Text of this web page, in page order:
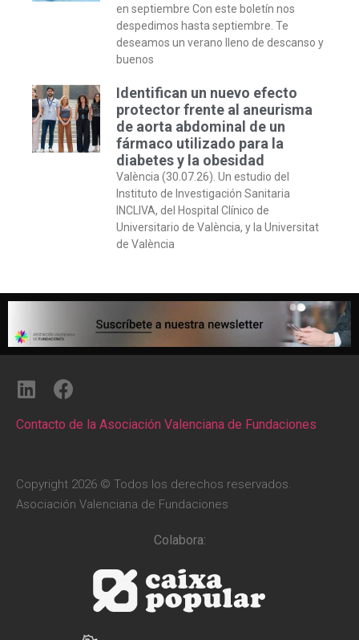
en septiembre Con este boletín nos
despedimos hasta septiembre. Te
deseamos un verano lleno de descanso y
buenos
Identifican un nuevo efecto
protector frente al aneurisma
de aorta abdominal de un
fármaco utilizado para la
diabetes y la obesidad
València (30.07.26). Un estudio del
Instituto de Investigación Sanitaria
INCLIVA, del Hospital Clínico de
Universitario de València, y la Universitat
de València
Contacto de la Asociación Valenciana de Fundaciones
Copyright 2026 © Todos los derechos reservados.
Asociación Valenciana de Fundaciones
Colabora: